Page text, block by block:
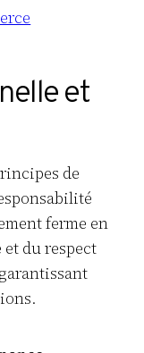
et
de
ferme en
du respect